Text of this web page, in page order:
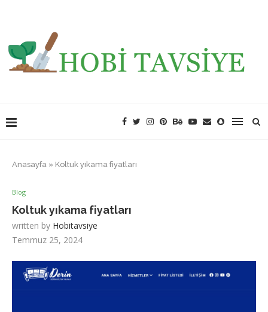
Anasayfa » Koltuk yıkama fiyatları
Blog
Koltuk yıkama fiyatları
written by Hobitavsiye
Temmuz 25, 2024